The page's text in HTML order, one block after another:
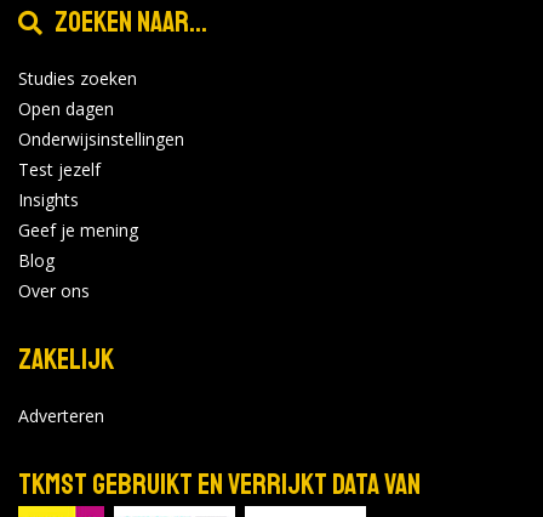
Zoeken naar...
Studies zoeken
Open dagen
Onderwijsinstellingen
Test jezelf
Insights
Geef je mening
Blog
Over ons
Zakelijk
Adverteren
TKMST gebruikt en verrijkt data van